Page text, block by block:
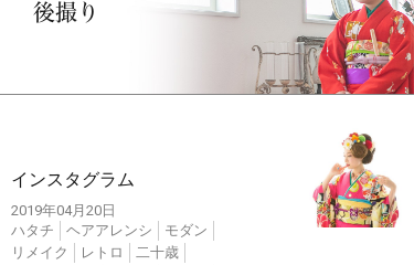
後撮り
インスタグラム
2019年04月20日
ハタチ
ヘアアレンシ
モダン
リメイク
レトロ
二十歳